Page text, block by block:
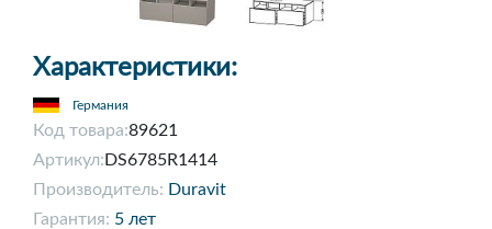
Характеристики:
Германия
Код товара:89621
Артикул: DS6785R1414
Производитель: Duravit
Гарантия: 5 лет